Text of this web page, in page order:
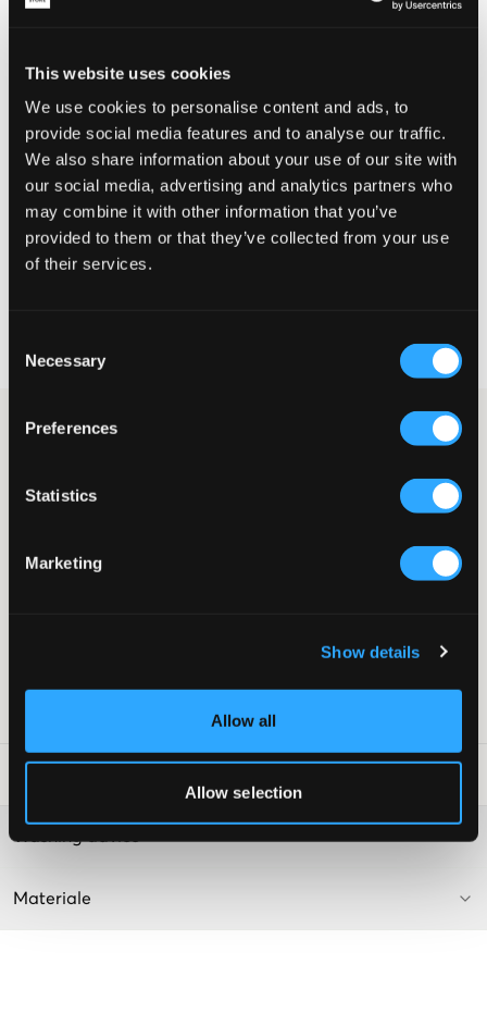
This website uses cookies
We use cookies to personalise content and ads, to
provide social media features and to analyse our traffic.
We also share information about your use of our site with
our social media, advertising and analytics partners who
may combine it with other information that you’ve
provided to them or that they’ve collected from your use
of their services.
Selection
Necessary
Preferences
Statistics
Marketing
Show details
Allow all
Allow selection
Opfattet størrelse
Lille Perfekt Stor
STØRRELSESGUIDE
VÆLG EN STØRRELSE
Fortrydelsesret i 60 dager
Blå jeans fra GANT i femlommersmodel. Disse jeans har gylp
med knap og lynlås for en god pasform. Naturligvis har
profilering for et stilrent og afslappet look.
Justerbar talje
Washing advice
Materiale